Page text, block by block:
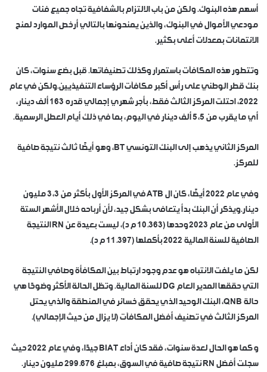
أسهم هذه البنوك. ولكن من باب الالتزام بالشفافية تجاه جميع فئات
مودعي الأموال في البنوك، والذين يمنحونها بالتالي أرخص الموارد لمنح
الائتمانات بمعدلات أعلى بكثير.
وتتطور هذه المكافآت باستمرار وكذلك تصنيفاتها. قبل بضع سنوات، كان
بنك قطر الوطني على رأس أكبر مكافآت الرؤساء التنفيذيين.ولكن في عام
2022، احتلت المركز الثالث فقط، بأجر شهري إجمالي قدره 163 ألف دينار،
أي ما يقرب من 5،5 ألف دينار في اليوم، بما في ذلك أيام العطل الرسمية.
المركز الثاني يذهب إلى البنك التونسي BT، وهو أيضًا ثالث نتيجة صافية
للمركز.
وفي عام 2022 أيضًا، كان ال ATB في المركز الأول بأكثر من 3،3 مليون
دينار.ويذكر أن البنك بدأ يتعافى بشكل جيد، لأن أرباحه خلال الأشهر الستة
الأولى من عام 2023 وحدها (10.363 م د)، ليست بعيدة عن RN النتيجة
الصافية للسنة المالية 2022 بأكملها (11.397 م د).
لكن ما يلفت الانتباه هو عدم وجود ارتباط بين المكافأة وصافي النتيجة
التي حققها المدير العام DG للسنة المالية. وتظل الحالة الأكثر وضوحًا هي
حالة QNB، البنك الوحيد الذي يحقق خسائر في المنطقة والذي يحتل
المركز الثالث في تصنيف أفضل المكافآت (لا يزال من حيث الإجمالي).
و كما هو الحال لعدة سنوات، فقد كان أداء BIAT جيدًا، وفي عام 2022 حيث
سجلت أفضل RN نتيجة صافية في السوق، بمبلغ 299.676 مليون دينار.